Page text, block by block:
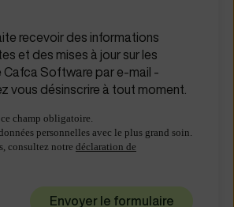
recevoir des informations
et des mises à jour sur les
Cafca Software par e-mail -
vous désinscrire à tout moment.
champ obligatoire.
personnelles avec le plus grand soin.
consultez notre déclaration de